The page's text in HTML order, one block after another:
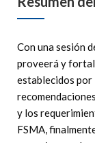
Con una sesión
proveerá y
establecidos por
y los
FSMA,